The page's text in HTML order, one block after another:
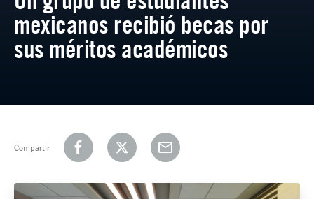
mexicanos recibió becas por
sus méritos académicos
Compartir